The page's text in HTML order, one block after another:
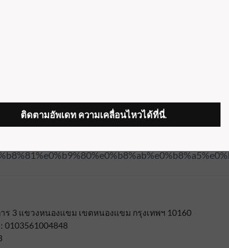
สมุทรเจดีย์ พระประแดง บางเสาธง บางบ่อ บางพลี
ค์นี้เท่านั้น
ร 3 แขวงหนองแขม เขตหนองแขม กรุงเทพฯ 10160
0103561004848
ติดตามอัพเดท ความเคลื่อนไหวได้ที่นี่.